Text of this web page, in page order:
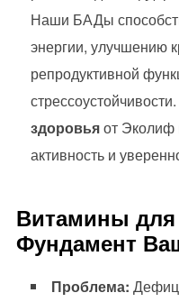
Наши БАДы
энергии, улучшению
репродуктивной
стрессоустойчивости.
здоровьяот Эколиф
активность и
Витамины
Фундамент
Проблема: